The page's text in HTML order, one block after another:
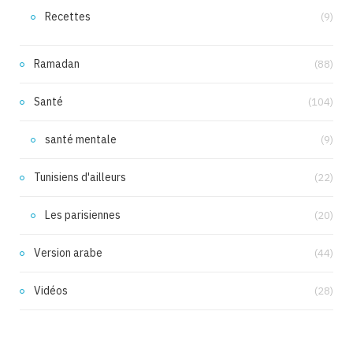
Recettes (9)
Ramadan (88)
Santé (104)
santé mentale (9)
Tunisiens d'ailleurs (22)
Les parisiennes (20)
Version arabe (44)
Vidéos (28)